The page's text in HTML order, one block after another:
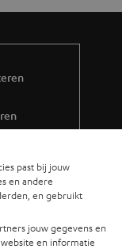
past bij jouw
en andere
en gebruikt
jouw gegevens en
en informatie